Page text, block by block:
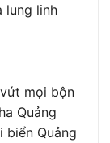
lung linh
mọi bộn
Quảng
biển Quảng